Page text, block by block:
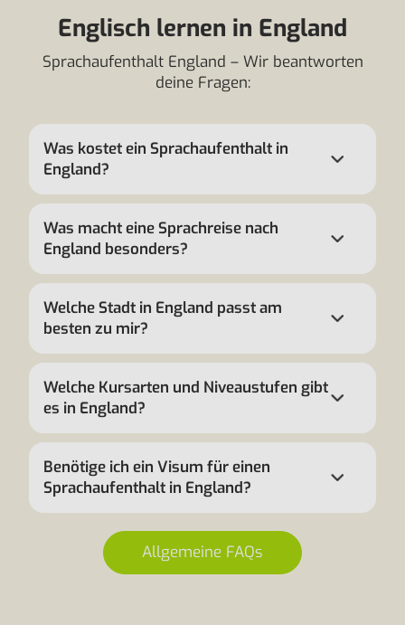
Englisch lernen in England
Sprachaufenthalt England – Wir beantworten
deine Fragen:
Was kostet ein Sprachaufenthalt in
England?
Was macht eine Sprachreise nach
England besonders?
Welche Stadt in England passt am
besten zu mir?
Welche Kursarten und Niveaustufen gibt
es in England?
Benötige ich ein Visum für einen
Sprachaufenthalt in England?
Allgemeine FAQs